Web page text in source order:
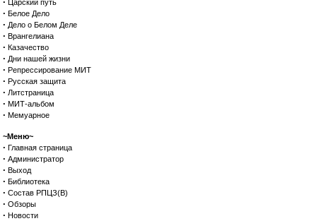
Царский путь
· Белое Дело
· Дело о Белом Деле
· Врангелиана
· Казачество
· Дни нашей жизни
· Репрессирование МИТ
· Русская защита
· Литстраница
· МИТ-альбом
· Мемуарное
~Меню~
· Главная страница
· Администратор
· Выход
· Библиотека
· Состав РПЦЗ(В)
· Обзоры
· Новости